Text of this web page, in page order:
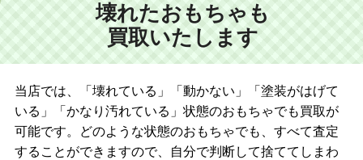
壊れたおもちゃも
買取いたします
当店では、「壊れている」「動かない」「塗装がはげて
いる」「かなり汚れている」状態のおもちゃでも買取が
可能です。どのような状態のおもちゃでも、すべて査定
することができますので、自分で判断して捨ててしまわ